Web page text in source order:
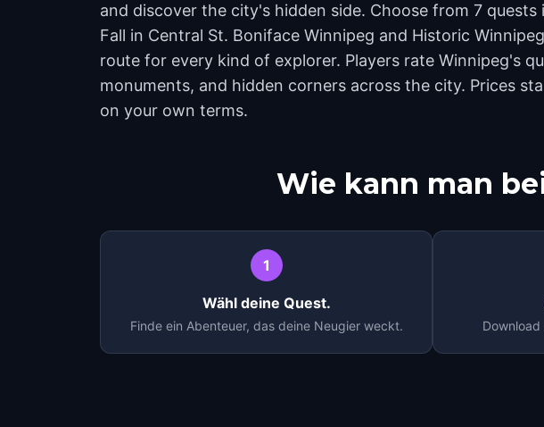
and discover the city's hidden side. Choose from 7
Fall in Central St. Boniface Winnipeg and Historic
route for every kind of explorer. Players rate Winnipeg's
monuments, and hidden corners across the city. Prices
on your own terms.
Wie kann man
1
Wähl deine Quest.
Finde ein Abenteuer, das deine Neugier weckt.